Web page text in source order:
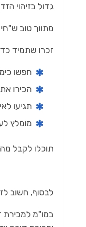
גדול בזיהוי
מתווך טוב
זכרו שתמיד
חפשו
הכירו
תגיעו
מומלץ
תוכלו לקבל
לבסוף, חשוב
במו"מ למכירת